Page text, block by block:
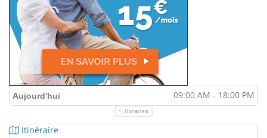
Aujourd'hui 09:00 AM - 18:00 PM
Horaires
Itinéraire